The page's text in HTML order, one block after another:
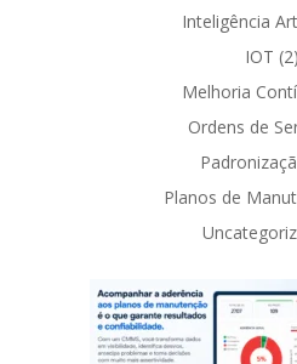
Inteligência
IOT (2)
Melhoria
Ordens de
Planos de